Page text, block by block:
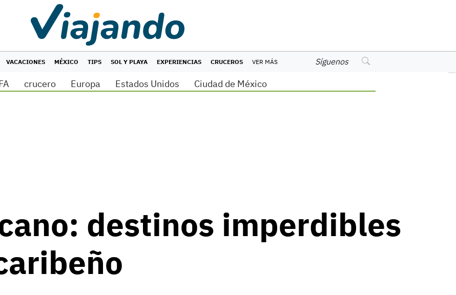
VACACIONES MÉXICO TIPS SOL Y PLAYA EXPERIENCIAS CRUCEROS VER MÁS Síguenos
crucero Europa Estados Unidos Ciudad de México
destinos imperdibles